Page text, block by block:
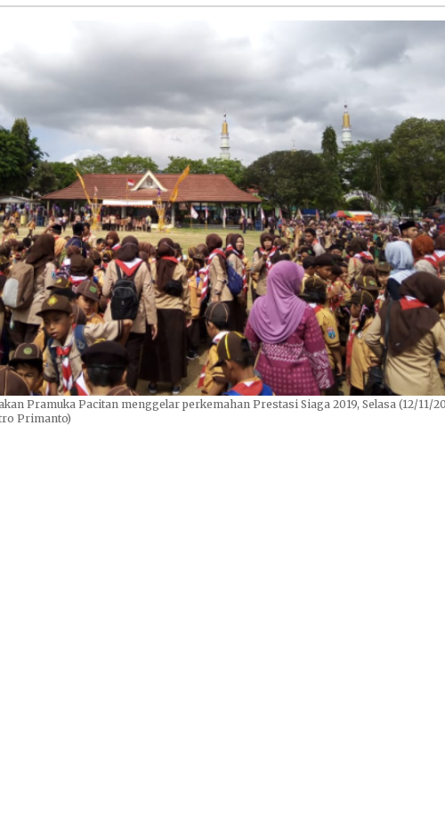
Pramuka Pacitan menggelar perkemahan Prestasi Siaga 2019, Selasa (12/11/
Primanto)